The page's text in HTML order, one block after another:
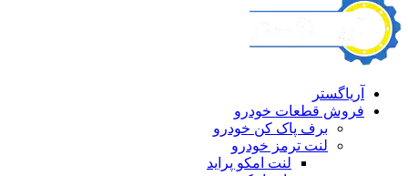
آریاگستر
فروش قطعات خودرو
برف پاک کن خودرو
لنت ترمز خودرو
لنت امکو پراید